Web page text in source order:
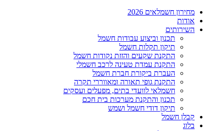
מחירון חשמלאים 2026
אודות
השירותים
תכנון וביצוע עבודות חשמל
תיקון תקלות חשמל
התקנת שקעים והזזת נקודות חשמל
התקנת עמדת טעינה לרכב חשמלי
העברת ביקורת חברת חשמל
התקנת גופי תאורה ומאווררי תקרה
חשמלאי לוועדי בתים, מפעלים ועסקים
תכנון והתקנת מערכות בית חכם
תיקון דודי חשמל ושמש
קבלן חשמל
בלוג